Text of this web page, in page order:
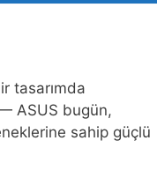
tasarımda
ASUS bugün,
sahip güçlü